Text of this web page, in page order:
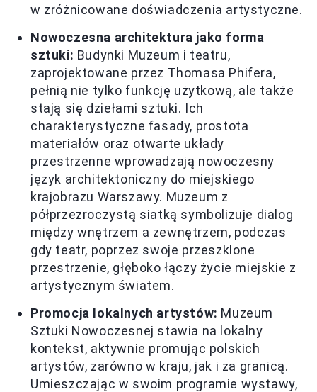
w zróżnicowane doświadczenia artystyczne.
Nowoczesna architektura jako forma
sztuki: Budynki Muzeum i teatru,
zaprojektowane przez Thomasa Phifera,
pełnią nie tylko funkcję użytkową, ale także
stają się dziełami sztuki. Ich
charakterystyczne fasady, prostota
materiałów oraz otwarte układy
przestrzenne wprowadzają nowoczesny
język architektoniczny do miejskiego
krajobrazu Warszawy. Muzeum z
półprzezroczystą siatką symbolizuje dialog
między wnętrzem a zewnętrzem, podczas
gdy teatr, poprzez swoje przeszklone
przestrzenie, głęboko łączy życie miejskie z
artystycznym światem.
Promocja lokalnych artystów: Muzeum
Sztuki Nowoczesnej stawia na lokalny
kontekst, aktywnie promując polskich
artystów, zarówno w kraju, jak i za granicą.
Umieszczając w swoim programie wystawy,